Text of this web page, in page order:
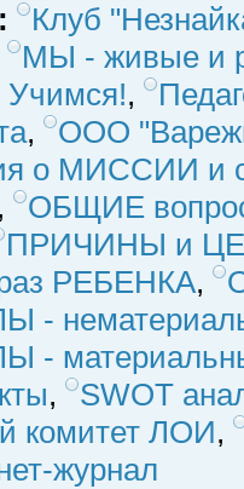
Клуб
МЫ - живые и
,
,
ООО
о МИССИИ и
ОБЩИЕ
ПРИЧИНЫ и
РЕБЕНКА,
-
-
,
SWOT
комитет ЛОИ,
журнал